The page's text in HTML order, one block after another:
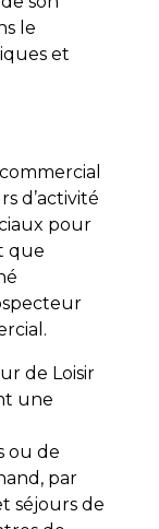
le
et
d’activité
pour
que
de Loisir
une
ou de
par
séjours de